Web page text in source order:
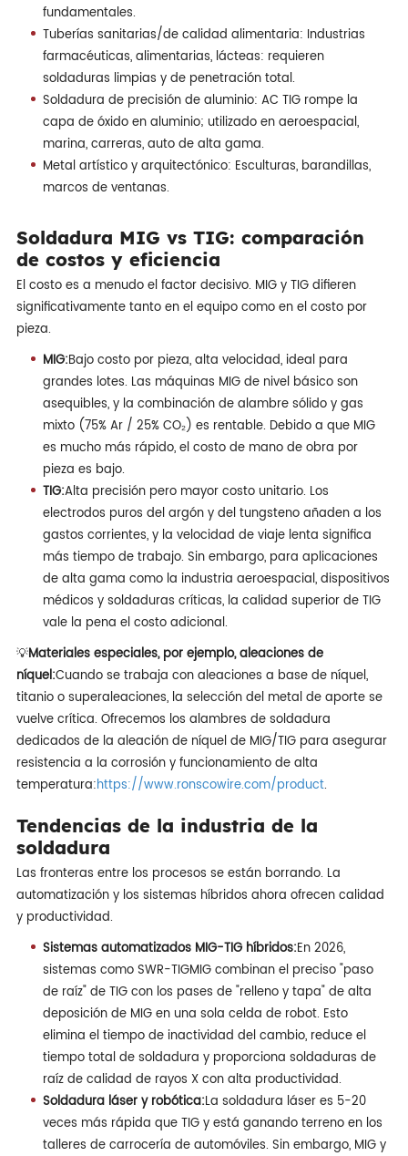
fundamentales.
Tuberías sanitarias/de calidad alimentaria: Industrias
farmacéuticas, alimentarias, lácteas: requieren
soldaduras limpias y de penetración total.
Soldadura de precisión de aluminio: AC TIG rompe la
capa de óxido en aluminio; utilizado en aeroespacial,
marina, carreras, auto de alta gama.
Metal artístico y arquitectónico: Esculturas, barandillas,
marcos de ventanas.
Soldadura MIG vs TIG: comparación
de costos y eficiencia
El costo es a menudo el factor decisivo. MIG y TIG difieren
significativamente tanto en el equipo como en el costo por
pieza.
MIG:Bajo costo por pieza, alta velocidad, ideal para
grandes lotes. Las máquinas MIG de nivel básico son
asequibles, y la combinación de alambre sólido y gas
mixto (75% Ar / 25% CO₂) es rentable. Debido a que MIG
es mucho más rápido, el costo de mano de obra por
pieza es bajo.
TIG:Alta precisión pero mayor costo unitario. Los
electrodos puros del argón y del tungsteno añaden a los
gastos corrientes, y la velocidad de viaje lenta significa
más tiempo de trabajo. Sin embargo, para aplicaciones
de alta gama como la industria aeroespacial, dispositivos
médicos y soldaduras críticas, la calidad superior de TIG
vale la pena el costo adicional.
💡Materiales especiales, por ejemplo, aleaciones de
níquel:Cuando se trabaja con aleaciones a base de níquel,
titanio o superaleaciones, la selección del metal de aporte se
vuelve crítica. Ofrecemos los alambres de soldadura
dedicados de la aleación de níquel de MIG/TIG para asegurar
resistencia a la corrosión y funcionamiento de alta
temperatura:https://www.ronscowire.com/product.
Tendencias de la industria de la
soldadura
Las fronteras entre los procesos se están borrando. La
automatización y los sistemas híbridos ahora ofrecen calidad
y productividad.
Sistemas automatizados MIG-TIG híbridos:En 2026,
sistemas como SWR-TIGMIG combinan el preciso "paso
de raíz" de TIG con los pases de "relleno y tapa" de alta
deposición de MIG en una sola celda de robot. Esto
elimina el tiempo de inactividad del cambio, reduce el
tiempo total de soldadura y proporciona soldaduras de
raíz de calidad de rayos X con alta productividad.
Soldadura láser y robótica:La soldadura láser es 5-20
veces más rápida que TIG y está ganando terreno en los
talleres de carrocería de automóviles. Sin embargo, MIG y